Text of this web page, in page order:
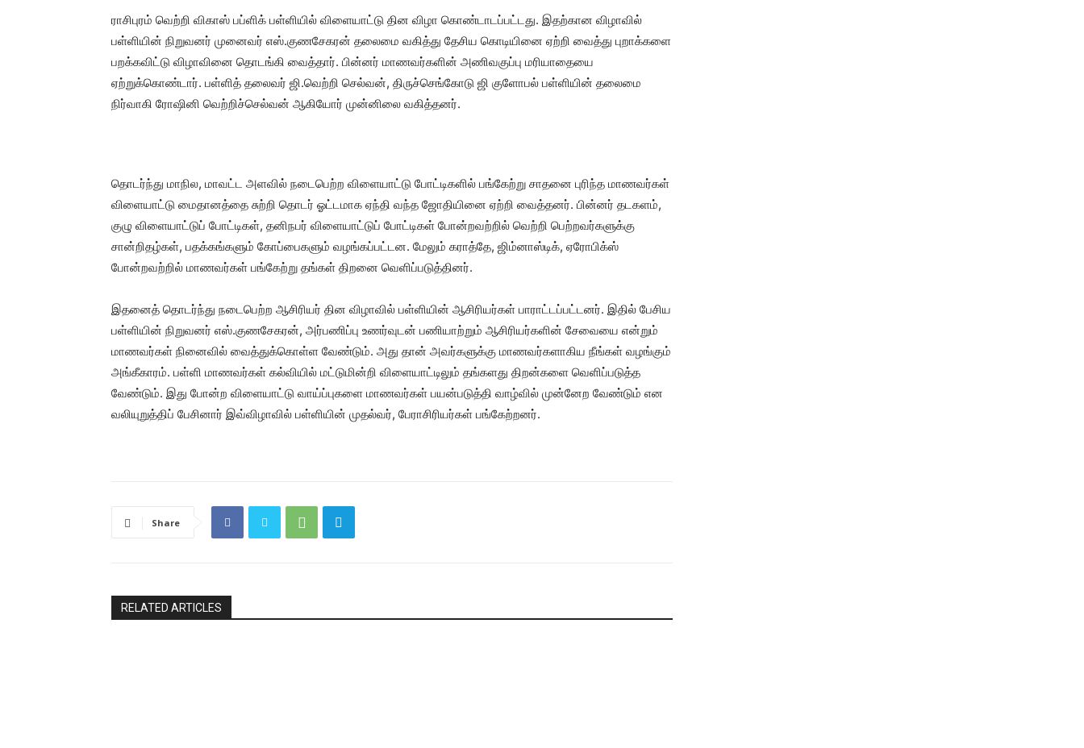
ராசிபுரம் வெற்றி விகாஸ் பப்ளிக் பள்ளியில் விளையாட்டு தின விழா கொண்டாடப்பட்டது. இதற்கான விழாவில்
பள்ளியின் நிறுவனர் முனைவர் எஸ்.குணசேகரன் தலைமை வகித்து தேசிய கொடியினை ஏற்றி வைத்து புறாக்களை
பறக்கவிட்டு விழாவினை தொடங்கி வைத்தார். பின்னர் மாணவர்களின் அணிவகுப்பு மரியாதையை
ஏற்றுக்கொண்டார். பள்ளித் தலைவர் ஜி.வெற்றி செல்வன், திருச்செங்கோடு ஜி குளோபல் பள்ளியின் தலைமை
நிர்வாகி ரோஷினி வெற்றிச்செல்வன் ஆகியோர் முன்னிலை வகித்தனர்.
தொடர்ந்து மாநில, மாவட்ட அளவில் நடைபெற்ற விளையாட்டு போட்டிகளில் பங்கேற்று சாதனை புரிந்த மாணவர்கள்
விளையாட்டு மைதானத்தை சுற்றி தொடர் ஓட்டமாக ஏந்தி வந்த ஜோதியினை ஏற்றி வைத்தனர். பின்னர் தடகளம்,
குழு விளையாட்டுப் போட்டிகள், தனிநபர் விளையாட்டுப் போட்டிகள் போன்றவற்றில் வெற்றி பெற்றவர்களுக்கு
சான்றிதழ்கள், பதக்கங்களும் கோப்பைகளும் வழங்கப்பட்டன. மேலும் கராத்தே, ஜிம்னாஸ்டிக், ஏரோபிக்ஸ்
போன்றவற்றில் மாணவர்கள் பங்கேற்று தங்கள் திறனை வெளிப்படுத்தினர்.
இதனைத் தொடர்ந்து நடைபெற்ற ஆசிரியர் தின விழாவில் பள்ளியின் ஆசிரியர்கள் பாராட்டப்பட்டனர். இதில் பேசிய
பள்ளியின் நிறுவனர் எஸ்.குணசேகரன், அர்பணிப்பு உணர்வுடன் பணியாற்றும் ஆசிரியர்களின் சேவையை என்றும்
மாணவர்கள் நினைவில் வைத்துக்கொள்ள வேண்டும். அது தான் அவர்களுக்கு மாணவர்களாகிய நீங்கள் வழங்கும்
அங்கீகாரம். பள்ளி மாணவர்கள் கல்வியில் மட்டுமின்றி விளையாட்டிலும் தங்களது திறன்களை வெளிப்படுத்த
வேண்டும். இது போன்ற விளையாட்டு வாய்ப்புகளை மாணவர்கள் பயன்படுத்தி வாழ்வில் முன்னேற வேண்டும் என
வலியுறுத்திப் பேசினார் இவ்விழாவில் பள்ளியின் முதல்வர், பேராசிரியர்கள் பங்கேற்றனர்.
Share
RELATED ARTICLES